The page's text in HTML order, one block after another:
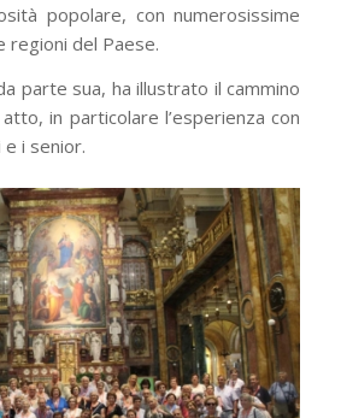
popolare, con numerosissime
del Paese.
parte sua, ha illustrato il cammino
in particolare l’esperienza con
e i senior.